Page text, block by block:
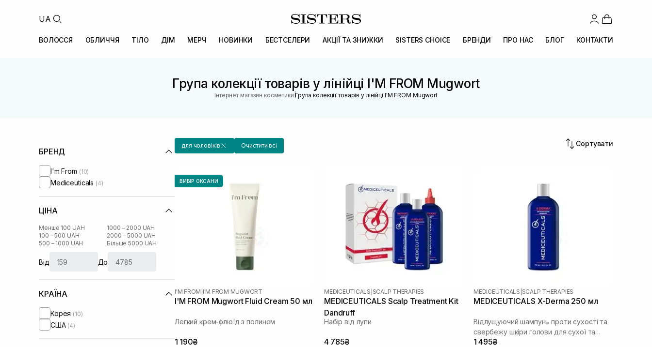
UA
ВОЛОССЯ ОБЛИЧЧЯ ТІЛО ДІМ МЕРЧ НОВИНКИ БЕСТСЕЛЕРИ АКЦІЇ ТА ЗНИЖКИ SISTERS CHOICE БРЕНДИ ПРО НАС БЛОГ КОНТАКТИ
Група колекції товарів у лінійці I'M FROM Mugwort
Інтернет магазин косметики |Група колекції товарів у лінійці I'M FROM Mugwort
БРЕНД
I'm From (10)
Mediceuticals (4)
ЦІНА
Менше 100 UAH
100 – 500 UAH
500 – 1000 UAH
1000 – 2000 UAH
2000 – 5000 UAH
Більше 5000 UAH
Від До
КРАЇНА
Корея (10)
США (4)
для чоловіків Очистити всі Сортувати
ВИБІР ОКСАНИ
I'M FROM I'M FROM MUGWORT
I'M FROM Mugwort Fluid Cream 50 мл
Легкий крем-флюїд з полином
1 190₴
MEDICEUTICALS SCALP THERAPIES
MEDICEUTICALS Scalp Treatment Kit
Dandruff
Набір від лупи
4 785₴
MEDICEUTICALS SCALP THERAPIES
MEDICEUTICALS X-Derma 250 мл
Відлущуючий шампунь проти сухості та
свербежу шкіри голови для сухої та
чутливої шкіри голови
1 495₴